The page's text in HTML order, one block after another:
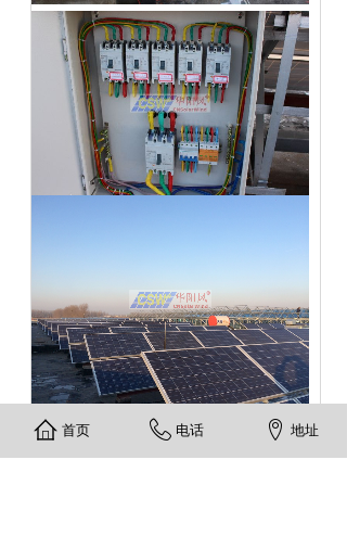
首页 电话 地址